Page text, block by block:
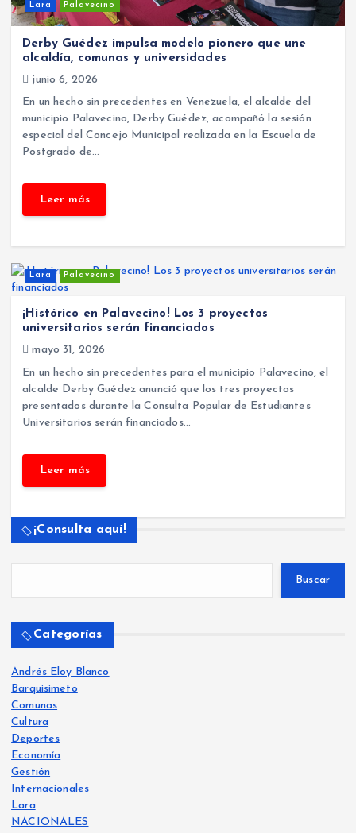
Lara Palavecino
Derby Guédez impulsa modelo pionero que une
alcaldía, comunas y universidades
junio 6, 2026
En un hecho sin precedentes en Venezuela, el alcalde del
municipio Palavecino, Derby Guédez, acompañó la sesión
especial del Concejo Municipal realizada en la Escuela de
Postgrado de…
Lara Palavecino
¡Histórico en Palavecino! Los 3 proyectos
universitarios serán financiados
mayo 31, 2026
En un hecho sin precedentes para el municipio Palavecino, el
alcalde Derby Guédez anunció que los tres proyectos
presentados durante la Consulta Popular de Estudiantes
Universitarios serán financiados…
¡Consulta aquí!
Buscar
Categorías
Andrés Eloy Blanco
Barquisimeto
Comunas
Cultura
Deportes
Economía
Gestión
Internacionales
Lara
NACIONALES